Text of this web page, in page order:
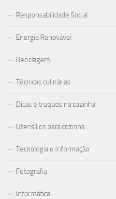
Responsabilidade Social
Energia Renovável
Reciclagem
Técnicas culinárias
Dicas e truques na cozinha
Utensílios para cozinha
Tecnologia e Informação
Fotografia
Informática